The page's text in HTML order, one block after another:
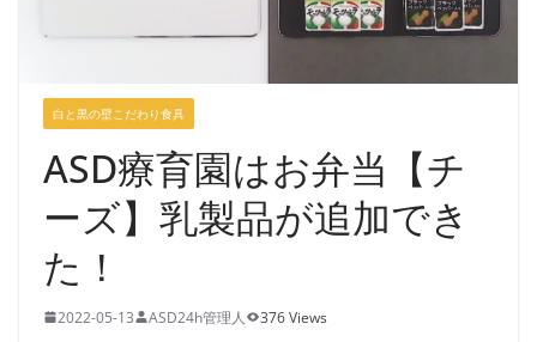
白と黒の壁こだわり食具
ASD療育園はお弁当【チ
ーズ】乳製品が追加でき
た！
2022-05-13 ASD24h管理人 376 Views